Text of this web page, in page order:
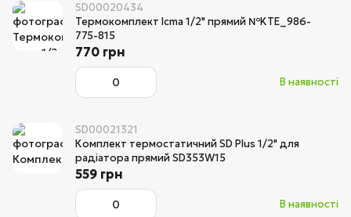
SD00020434
Термокомплект Icma 1/2" прямий №KTE_986-
775-815
В наявності
770 грн
SD00021321
Комплект термостатичний SD Plus 1/2" для
радіатора прямий SD353W15
В наявності
559 грн